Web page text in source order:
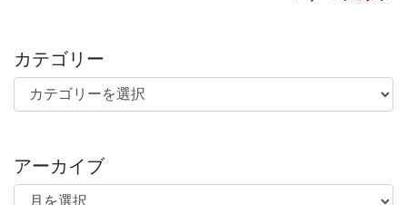
カテゴリー
カテゴリー
アーカイブ
アーカイブ